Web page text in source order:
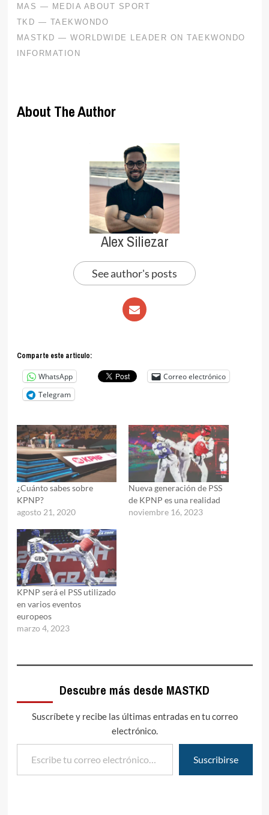
About The Author
Alex Siliezar
See author's posts
Comparte este articulo:
WhatsApp
Correo electrónico
Telegram
¿Cuánto sabes sobre
KPNP?
agosto 21, 2020
Nueva generación de PSS
de KPNP es una realidad
noviembre 16, 2023
KPNP será el PSS utilizado
en varios eventos
europeos
marzo 4, 2023
Descubre más desde MASTKD
Suscríbete y recibe las últimas entradas en tu correo
electrónico.
Escribe tu correo electrónico…
Suscribirse